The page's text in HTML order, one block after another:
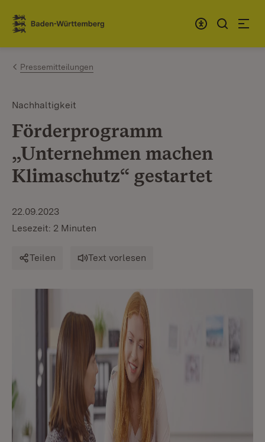
Zum Inhalt springen
Link zur Startseite
Pressemitteilungen
Nachhaltigkeit
Förderprogramm
„Unternehmen machen
Klimaschutz“ gestartet
22.09.2023
Lesezeit: 2 Minuten
Teilen Text vorlesen